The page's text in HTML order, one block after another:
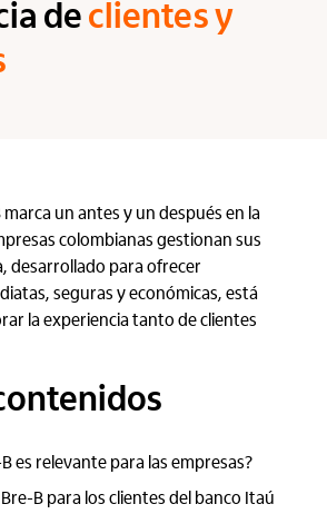
de clientes y
marca un antes y un después en la
colombianas gestionan sus
desarrollado para ofrecer
seguras y económicas, está
la experiencia tanto de clientes
es relevante para las empresas?
B para los clientes del banco Itaú